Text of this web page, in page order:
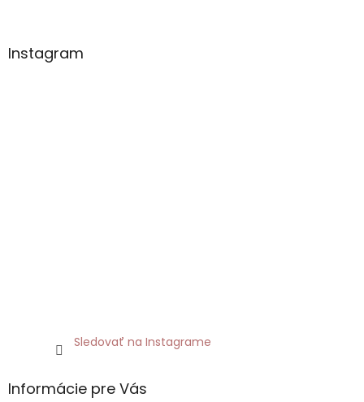
Instagram
Sledovať na Instagrame
Informácie pre Vás